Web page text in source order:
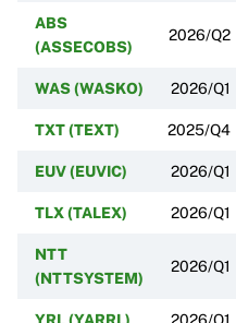
ABS
(ASSECOBS)
2026/Q2
WAS (WASKO) 2026/Q1
TXT (TEXT) 2025/Q4
EUV (EUVIC) 2026/Q1
TLX (TALEX) 2026/Q1
NTT
(NTTSYSTEM)
2026/Q1
YRL (YARRL) 2026/Q1